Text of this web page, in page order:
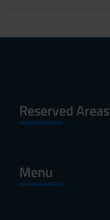
Reserved Areas
Menu